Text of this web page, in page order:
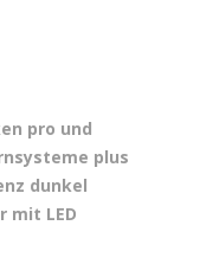
pro und
plus
dunkel
mit LED